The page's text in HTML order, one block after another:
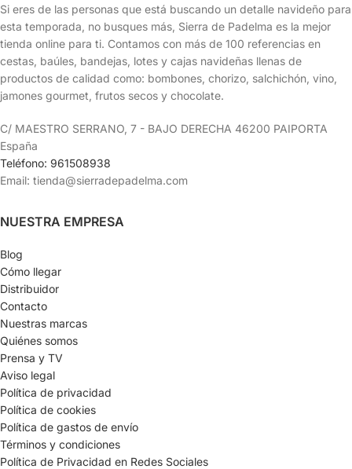
Si eres de las personas que está buscando un detalle navideño para
esta temporada, no busques más, Sierra de Padelma es la mejor
tienda online para ti. Contamos con más de 100 referencias en
cestas, baúles, bandejas, lotes y cajas navideñas llenas de
productos de calidad como: bombones, chorizo, salchichón, vino,
jamones gourmet, frutos secos y chocolate.
C/ MAESTRO SERRANO, 7 - BAJO DERECHA 46200 PAIPORTA
España
Teléfono: 961508938
Email: tienda@sierradepadelma.com
NUESTRA EMPRESA
Blog
Cómo llegar
Distribuidor
Contacto
Nuestras marcas
Quiénes somos
Prensa y TV
Aviso legal
Política de privacidad
Política de cookies
Política de gastos de envío
Términos y condiciones
Política de Privacidad en Redes Sociales